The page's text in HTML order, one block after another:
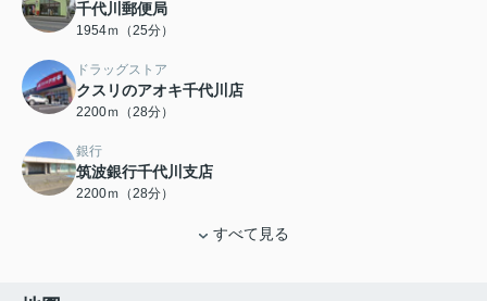
千代川郵便局
1954ｍ（25分）
ドラッグストア
クスリのアオキ千代川店
2200ｍ（28分）
銀行
筑波銀行千代川支店
2200ｍ（28分）
すべて見る